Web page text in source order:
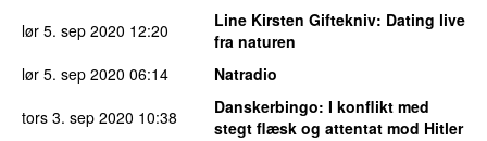
lør 5. sep 2020 12:20 Line Kirsten Giftekniv: Dating live
fra naturen
lør 5. sep 2020 06:14
Natradio
tors 3. sep 2020 10:38 Danskerbingo: I konflikt med
stegt flæsk og attentat mod Hitler